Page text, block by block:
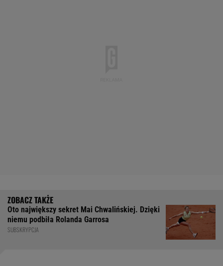
Oto największy sekret Mai Chwalińskiej. Dzięki
niemu podbiła Rolanda Garrosa
SUBSKRYPCJA